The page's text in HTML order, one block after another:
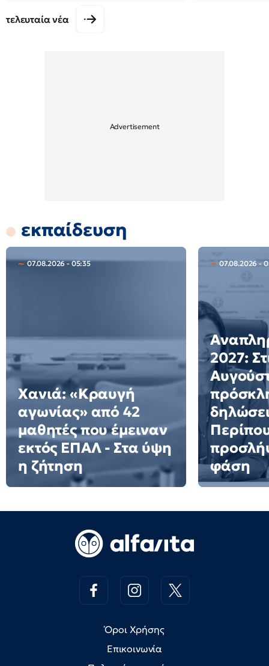
τελευταία νέα
εκπαίδευση
07.08.2026 - 05:35
Χανιά: «Κραυγή
αγωνίας» από 42
μαθητές που έμειναν
εκτός ΕΠΑΛ - Στα ύψη
η ζήτηση
07.08.2026 -
2027:
φάση
Όροι Χρήσης
Επικοινωνία